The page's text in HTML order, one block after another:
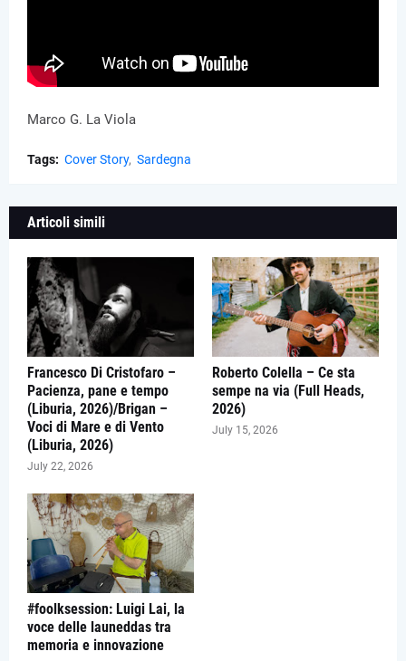
Marco G. La Viola
Tags: Cover Story Sardegna
Articoli simili
Francesco Di Cristofaro –
Pacienza, pane e tempo
(Liburia, 2026)/Brigan –
Voci di Mare e di Vento
(Liburia, 2026)
July 22, 2026
Roberto Colella – Ce sta
sempe na via (Full Heads,
2026)
July 15, 2026
#foolksession: Luigi Lai, la
voce delle launeddas tra
memoria e innovazione